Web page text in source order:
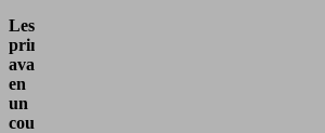
Les
principaux
avantages
en
un
coup